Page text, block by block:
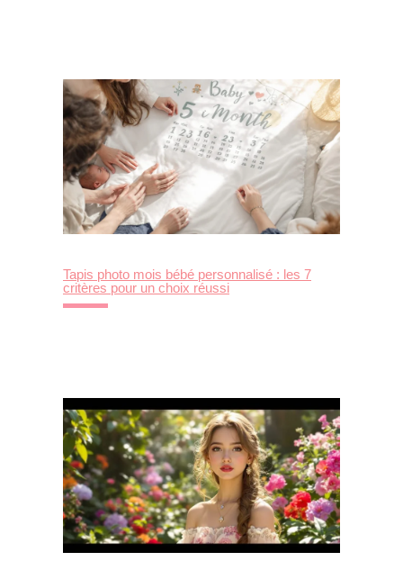
Tapis photo mois bébé personnalisé : les 7
critères pour un choix réussi